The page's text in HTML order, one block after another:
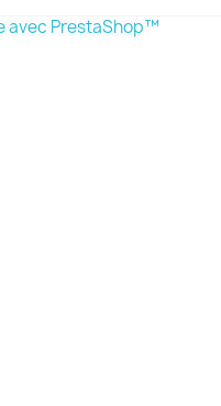
avec PrestaShop™